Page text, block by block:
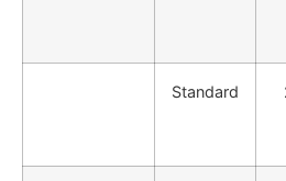
Standard